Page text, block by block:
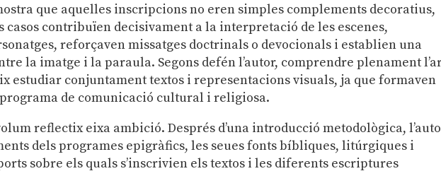
que aquelles inscripcions no eren simples complements decoratius,
casos contribuïen decisivament a la interpretació de les escenes,
reforçaven missatges doctrinals o devocionals i establien una
la imatge i la paraula. Segons defén l’autor, comprendre plenament
estudiar conjuntament textos i representacions visuals, ja que formaven
de comunicació cultural i religiosa.
reflectix eixa ambició. Després d’una introducció metodològica,
dels programes epigràfics, les seues fonts bíbliques, litúrgiques i
sobre els quals s’inscrivien els textos i les diferents escriptures